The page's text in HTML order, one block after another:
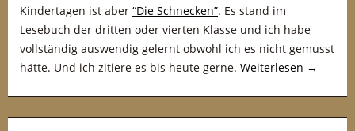
Kindertagen ist aber “Die Schnecken”. Es stand im
Lesebuch der dritten oder vierten Klasse und ich habe
vollständig auswendig gelernt obwohl ich es nicht gemusst
hätte. Und ich zitiere es bis heute gerne. Weiterlesen →